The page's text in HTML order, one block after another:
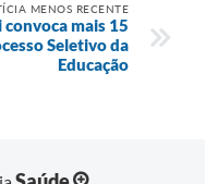
MENOS RECENTE
mais 15
Seletivo da
Educação